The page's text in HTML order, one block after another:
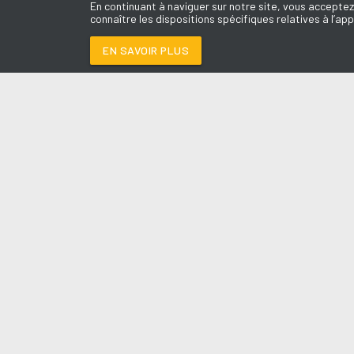
En continuant à naviguer sur notre site, vous
connaître les dispositions spécifiques relatives à
EN SAVOIR PLUS